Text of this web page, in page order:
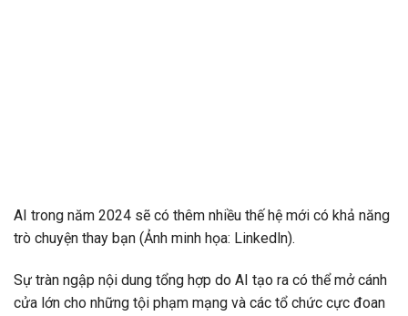
AI trong năm 2024 sẽ có thêm nhiều thế hệ mới có khả năng
trò chuyện thay bạn (Ảnh minh họa: Linkedln).
Sự tràn ngập nội dung tổng hợp do AI tạo ra có thể mở cánh
cửa lớn cho những tội phạm mạng và các tổ chức cực đoan